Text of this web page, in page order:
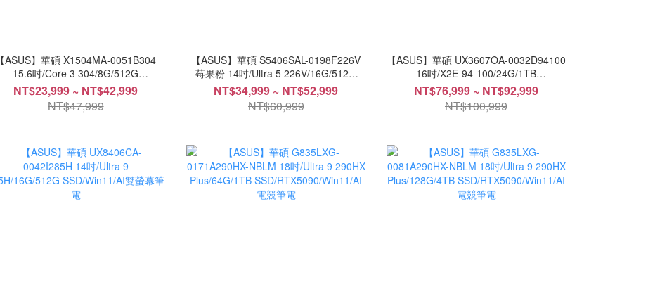
【ASUS】華碩 X1504MA-0051B304
15.6吋/Core 3 304/8G/512G
SSD/Win11/效能筆電
NT$23,999 ~ NT$42,999
NT$47,999
【ASUS】華碩 S5406SAL-0198F226V
莓果粉 14吋/Ultra 5 226V/16G/512G
SSD/Win11/AI效能筆電
NT$34,999 ~ NT$52,999
NT$60,999
【ASUS】華碩 UX3607OA-0032D94100
16吋/X2E-94-100/24G/1TB
SSD/Win11/AI商務筆電
NT$76,999 ~ NT$92,999
NT$100,999